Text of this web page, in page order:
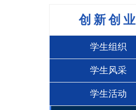
创新创业
学生组织
学生风采
学生活动